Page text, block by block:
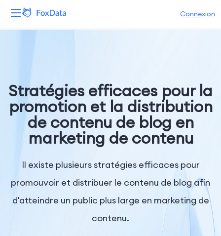
Connexion
Solutions
Ressources
Entreprise
Stratégies efficaces pour la
promotion et la distribution
de contenu de blog en
marketing de contenu
Il existe plusieurs stratégies efficaces pour
promouvoir et distribuer le contenu de blog afin
d'atteindre un public plus large en marketing de
contenu.